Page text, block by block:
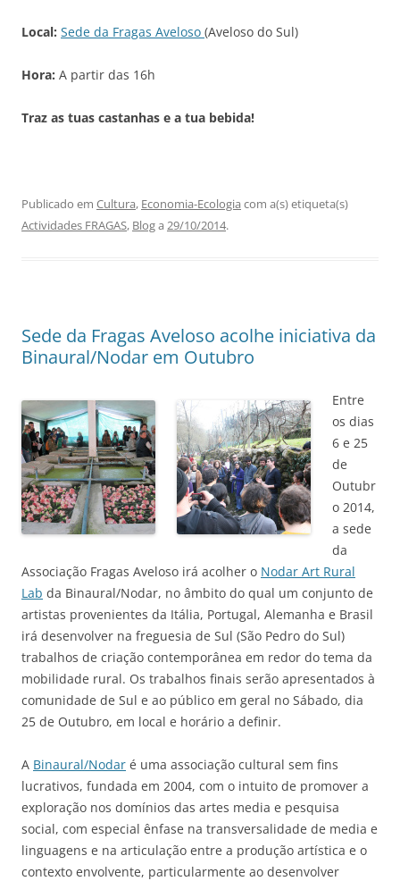
Local: Sede da Fragas Aveloso (Aveloso do Sul)
Hora: A partir das 16h
Traz as tuas castanhas e a tua bebida!
Publicado em Cultura, Economia-Ecologia com a(s) etiqueta(s)
Actividades FRAGAS, Bloga 29/10/2014.
Sede da Fragas Aveloso acolhe iniciativa da
Binaural/Nodar em Outubro
Entre
os dias
6 e 25
de
Outubr
o 2014,
a sede
da
Associação Fragas Aveloso irá acolher o Nodar Art Rural
Lab da Binaural/Nodar, no âmbito do qual um conjunto de
artistas provenientes da Itália, Portugal, Alemanha e Brasil
irá desenvolver na freguesia de Sul (São Pedro do Sul)
trabalhos de criação contemporânea em redor do tema da
mobilidade rural. Os trabalhos finais serão apresentados à
comunidade de Sul e ao público em geral no Sábado, dia
25 de Outubro, em local e horário a definir.
A Binaural/Nodar é uma associação cultural sem fins
lucrativos, fundada em 2004, com o intuito de promover a
exploração nos domínios das artes media e pesquisa
social, com especial ênfase na transversalidade de media e
linguagens e na articulação entre a produção artística e o
contexto envolvente, particularmente ao desenvolver